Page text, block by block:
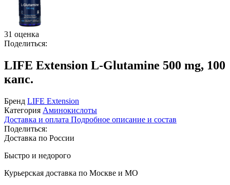
31 оценка
Поделиться:
LIFE Extension L-Glutamine 500 mg, 100
капс.
Бренд LIFE Extension
Категория Аминокислоты
Доставка и оплата Подробное описание и состав
Поделиться:
Доставка по России
Быстро и недорого
Курьерская доставка по Москве и МО